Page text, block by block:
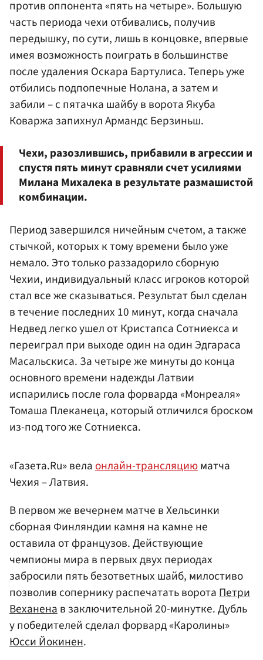
против оппонента «пять на четыре». Большую
часть периода чехи отбивались, получив
передышку, по сути, лишь в концовке, впервые
имея возможность поиграть в большинстве
после удаления Оскара Бартулиса. Теперь уже
отбились подпопечные Нолана, а затем и
забили – с пятачка шайбу в ворота Якуба
Коваржа запихнул Армандс Берзиньш.
Чехи, разозлившись, прибавили в агрессии и
спустя пять минут сравняли счет усилиями
Милана Михалека в результате размашистой
комбинации.
Период завершился ничейным счетом, а также
стычкой, которых к тому времени было уже
немало. Это только раззадорило сборную
Чехии, индивидуальный класс игроков которой
стал все же сказываться. Результат был сделан
в течение последних 10 минут, когда сначала
Недвед легко ушел от Кристапса Сотниекса и
переиграл при выходе один на один Эдгараса
Масальскиса. За четыре же минуты до конца
основного времени надежды Латвии
испарились после гола форварда «Монреаля»
Томаша Плеканеца, который отличился броском
из-под того же Сотниекса.
«Газета.Ru» велаонлайн-трансляциюматча
Чехия – Латвия.
В первом же вечернем матче в Хельсинки
сборная Финляндии камня на камне не
оставила от французов. Действующие
чемпионы мира в первых двух периодах
забросили пять безответных шайб, милостиво
позволив сопернику распечатать ворота Петри
Веханена в заключительной 20-минутке. Дубль
у победителей сделал форвард «Каролины»
Юсси Йокинен.